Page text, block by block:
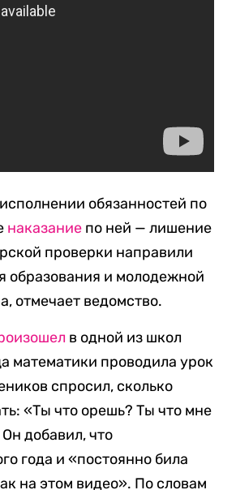
обязанностей по
наказание по ней — лишение
проверки направили
образования и молодежной
отмечает ведомство.
в одной из школ
математики проводила урок
спросил, сколько
«Ты что орешь? Ты что мне
добавил, что
года и «постоянно била
на этом видео». По словам